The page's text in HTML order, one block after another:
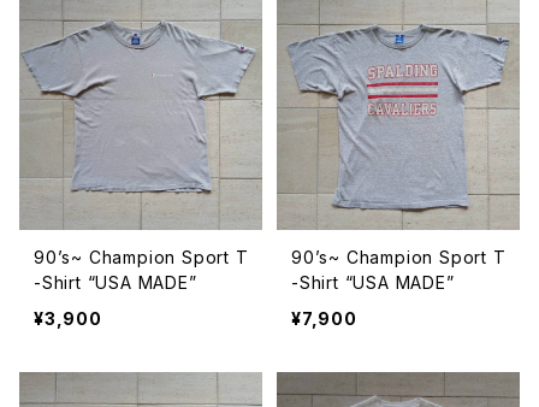
90’s~ Champion Sport T
-Shirt “USA MADE”
¥3,900
90’s~ Champion Sport T
-Shirt “USA MADE”
¥7,900